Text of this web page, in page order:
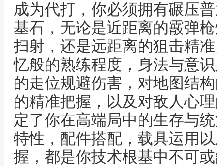
成为代打，你必须拥有碾压
基石，无论是近距离的霰弹
扫射，还是远距离的狙击精
忆般的熟练程度，身法与意
的走位规避伤害，对地图结
的精准把握，以及对敌人心
定了你在高端局中的生存与
特性，配件搭配，载具运用
握，都是你技术根基中不可